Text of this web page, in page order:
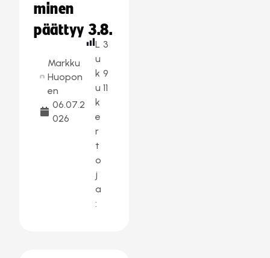
minen
päättyy 3.8.
Markku
Huopon
en
06.07.2
026
L
u
k
u
k
e
r
t
o
j
a
:
3
9
11